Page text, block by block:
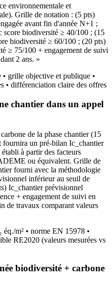
environnementale et
Grille de notation : (5 pts)
avant fin d'année N+1 ;
score biodiversité ≥ 40/100 ; (15
biodiversité ≥ 60/100 ; (20 pts)
≥ 75/100 + engagement de suivi
2 ans. »
grille objective et publique •
• différenciation claire des offres
chantier dans un appel
de la phase chantier (15
fournira un pré-bilan Ic_chantier
à partir des facteurs
ou équivalent. Grille de
fourni avec la méthodologie
inférieur au seuil de
Ic_chantier prévisionnel
+ engagement de suivi en
de travaux comparant valeurs
m² • norme EN 15978 •
RE2020 (valeurs mesurées vs
biodiversité + carbone